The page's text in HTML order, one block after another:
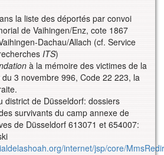
la liste des déportés par convoi
de Vaihingen/Enz, cote 1867
Dachau/Allach (cf. Service
ITS)
à la mémoire des victimes de la
3 novembre 996, Code 22 223, la
district de Düsseldorf: dossiers
survivants du camp annexe de
de Düsseldorf 613071 et 654007:
internet/jsp/core/